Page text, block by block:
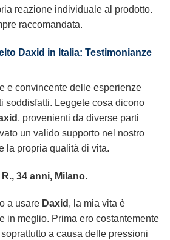
reazione individuale al prodotto.
raccomandata.
Daxid in Italia: Testimonianze
e convincente delle esperienze
soddisfatti. Leggete cosa dicono
, provenienti da diverse parti
un valido supporto nel nostro
la propria qualità di vita.
34 anni, Milano.
a usare Daxid , la mia vita è
in meglio. Prima ero costantemente
a causa delle pressioni